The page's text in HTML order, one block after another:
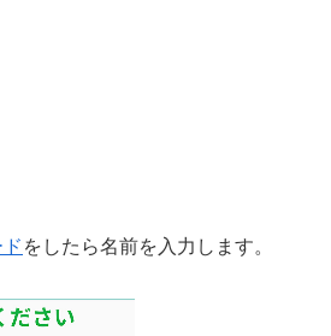
をしたら名前を入力します。